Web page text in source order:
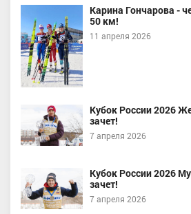
Карина Гончарова -
50 км!
11 апреля 2026
Кубок России 2026
зачет!
7 апреля 2026
Кубок России 2026
зачет!
7 апреля 2026